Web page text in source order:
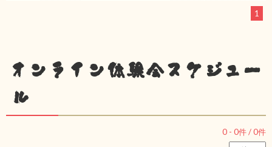
1
オンライン体験会スケジュー
ル
0 - 0件 /0件